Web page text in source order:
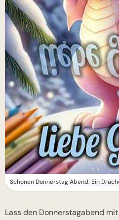
Schönen Donnerstag Abend: Ein
Lass den Donnerstagabend